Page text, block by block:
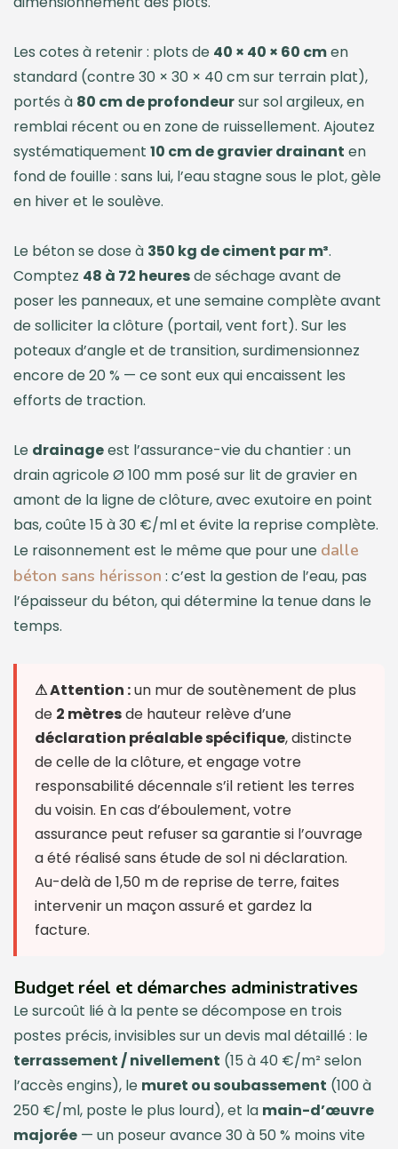
Les cotes à retenir : plots de 40 × 40 × 60 cmen
standard (contre 30 × 30 × 40 cm sur terrain plat),
portés à 80 cm de profondeursur sol argileux, en
remblai récent ou en zone de ruissellement. Ajoutez
systématiquement 10 cm de gravier drainant en
fond de fouille : sans lui, l’eau stagne sous le plot, gèle
en hiver et le soulève.
Le béton se dose à 350 kg de ciment par m³.
Comptez 48 à 72 heuresde séchage avant de
poser les panneaux, et une semaine complète avant
de solliciter la clôture (portail, vent fort). Sur les
poteaux d’angle et de transition, surdimensionnez
encore de 20 % — ce sont eux qui encaissent les
efforts de traction.
Le drainageest l’assurance-vie du chantier : un
drain agricole Ø 100 mm posé sur lit de gravier en
amont de la ligne de clôture, avec exutoire en point
bas, coûte 15 à 30 €/ml et évite la reprise complète.
Le raisonnement est le même que pour une dalle
béton sans hérisson : c’est la gestion de l’eau, pas
l’épaisseur du béton, qui détermine la tenue dans le
temps.
⚠ Attention :un mur de soutènement de plus
de 2 mètresde hauteur relève d’une
déclaration préalable spécifique, distincte
de celle de la clôture, et engage votre
responsabilité décennale s’il retient les terres
du voisin. En cas d’éboulement, votre
assurance peut refuser sa garantie si l’ouvrage
a été réalisé sans étude de sol ni déclaration.
Au-delà de 1,50 m de reprise de terre, faites
intervenir un maçon assuré et gardez la
facture.
Budget réel et démarches administratives
Le surcoût lié à la pente se décompose en trois
postes précis, invisibles sur un devis mal détaillé : le
terrassement / nivellement (15 à 40 €/m² selon
l’accès engins), le muret ou soubassement (100 à
250 €/ml, poste le plus lourd), et la main-d’œuvre
majorée — un poseur avance 30 à 50 % moins vite